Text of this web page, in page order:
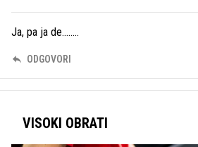
Ja, pa ja de........
ODGOVORI
VISOKI OBRATI